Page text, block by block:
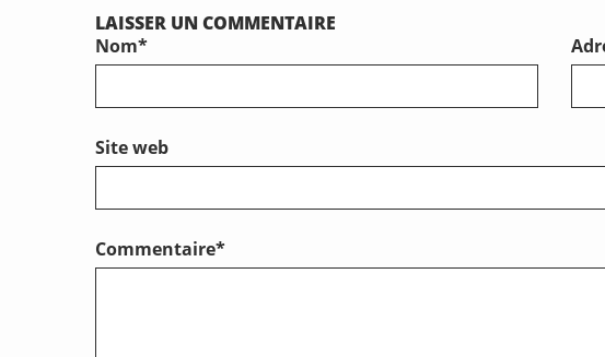
LAISSER UN COMMENTAIRE
Nom*
Site web
Commentaire*